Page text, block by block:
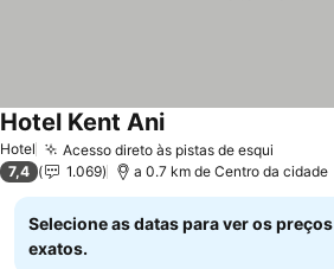
Hotel Acesso direto às pistas de esqui
Hotel Kent Ani
7,4 1.069 a 0.7 km de Centro da cidade
Selecione as datas para ver os preços
exatos.